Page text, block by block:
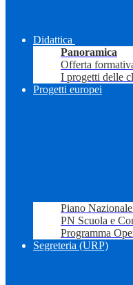
Didattica
Panoramica
Offerta
I progetti delle
Progetti europei
Piano
PN Scuola e
Programma
Segreteria (URP)